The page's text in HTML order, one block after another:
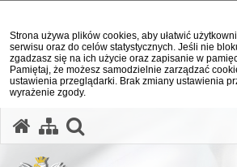
Strona używa plików cookies, aby ułatwić
serwisu oraz do celów statystycznych. Jeśli nie
zgadzasz się na ich użycie oraz zapisanie w
Pamiętaj, że możesz samodzielnie zarządzać
ustawienia przeglądarki. Brak zmiany ustawienia
wyrażenie zgody.